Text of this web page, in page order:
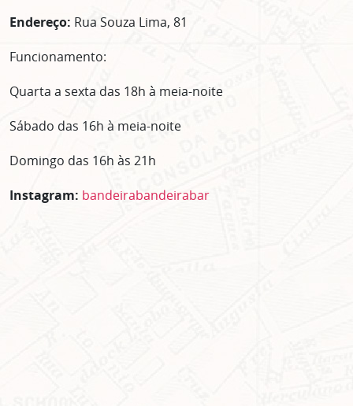
Endereço: Rua Souza Lima, 81
Funcionamento:
Quarta a sexta das 18h à meia-noite
Sábado das 16h à meia-noite
Domingo das 16h às 21h
Instagram: bandeirabandeirabar
centro de São Paulo no seu email.